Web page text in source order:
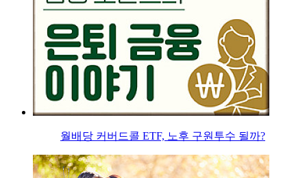
월배당 커버드콜 ETF, 노후 구원투수 될까?